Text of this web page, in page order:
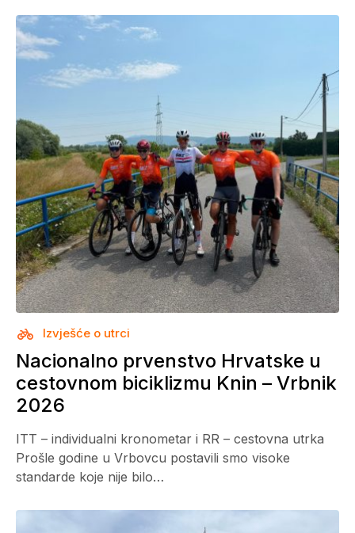
Izvješće o utrci
Nacionalno prvenstvo Hrvatske u
cestovnom biciklizmu Knin – Vrbnik
2026
ITT – individualni kronometar i RR – cestovna utrka
Prošle godine u Vrbovcu postavili smo visoke
standarde koje nije bilo…